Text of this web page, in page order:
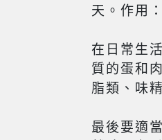
天。作用
在日常生
質的蛋和
脂類、味
最後要適